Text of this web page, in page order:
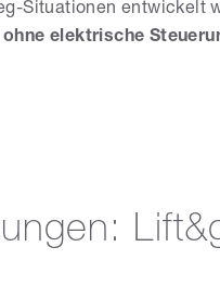
Situationen entwickelt
elektrische